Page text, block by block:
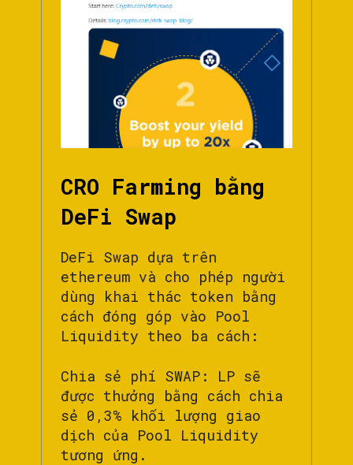
CRO Farming bằng
DeFi Swap
DeFi Swap dựa trên
ethereum và cho phép người
dùng khai thác token bằng
cách đóng góp vào Pool
Liquidity theo ba cách:
Chia sẻ phí SWAP: LP sẽ
được thưởng bằng cách chia
sẻ 0,3% khối lượng giao
dịch của Pool Liquidity
tương ứng.